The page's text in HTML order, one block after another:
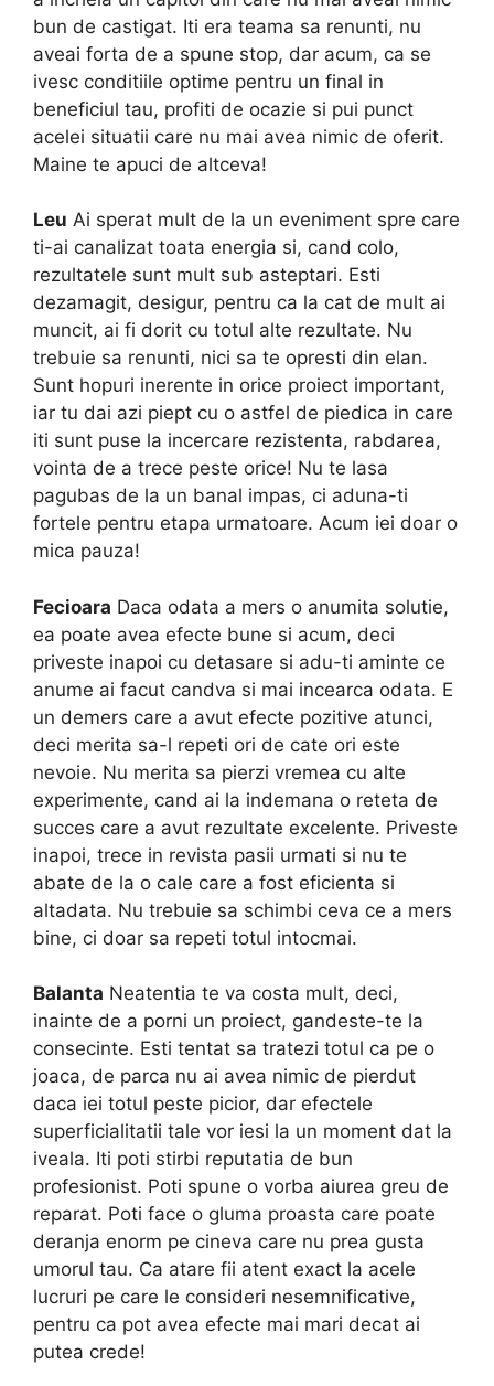
bun de castigat. Iti era teama sa renunti, nu
aveai forta de a spune stop, dar acum, ca se
ivesc conditiile optime pentru un final in
beneficiul tau, profiti de ocazie si pui punct
acelei situatii care nu mai avea nimic de oferit.
Maine te apuci de altceva!
Leu Ai sperat mult de la un eveniment spre care
ti-ai canalizat toata energia si, cand colo,
rezultatele sunt mult sub asteptari. Esti
dezamagit, desigur, pentru ca la cat de mult ai
muncit, ai fi dorit cu totul alte rezultate. Nu
trebuie sa renunti, nici sa te opresti din elan.
Sunt hopuri inerente in orice proiect important,
iar tu dai azi piept cu o astfel de piedica in care
iti sunt puse la incercare rezistenta, rabdarea,
vointa de a trece peste orice! Nu te lasa
pagubas de la un banal impas, ci aduna-ti
fortele pentru etapa urmatoare. Acum iei doar o
mica pauza!
Fecioara Daca odata a mers o anumita solutie,
ea poate avea efecte bune si acum, deci
priveste inapoi cu detasare si adu-ti aminte ce
anume ai facut candva si mai incearca odata. E
un demers care a avut efecte pozitive atunci,
deci merita sa-l repeti ori de cate ori este
nevoie. Nu merita sa pierzi vremea cu alte
experimente, cand ai la indemana o reteta de
succes care a avut rezultate excelente. Priveste
inapoi, trece in revista pasii urmati si nu te
abate de la o cale care a fost eficienta si
altadata. Nu trebuie sa schimbi ceva ce a mers
bine, ci doar sa repeti totul intocmai.
Balanta Neatentia te va costa mult, deci,
inainte de a porni un proiect, gandeste-te la
consecinte. Esti tentat sa tratezi totul ca pe o
joaca, de parca nu ai avea nimic de pierdut
daca iei totul peste picior, dar efectele
superficialitatii tale vor iesi la un moment dat la
iveala. Iti poti stirbi reputatia de bun
profesionist. Poti spune o vorba aiurea greu de
reparat. Poti face o gluma proasta care poate
deranja enorm pe cineva care nu prea gusta
umorul tau. Ca atare fii atent exact la acele
lucruri pe care le consideri nesemnificative,
pentru ca pot avea efecte mai mari decat ai
putea crede!